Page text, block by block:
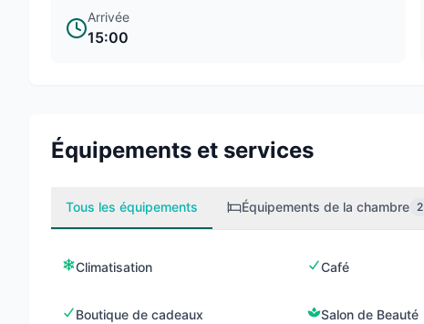
Arrivée
15:00
Équipements et services
Tous les équipements Équipements de la chambre 2
Climatisation Café
Boutique de cadeaux Salon de Beauté